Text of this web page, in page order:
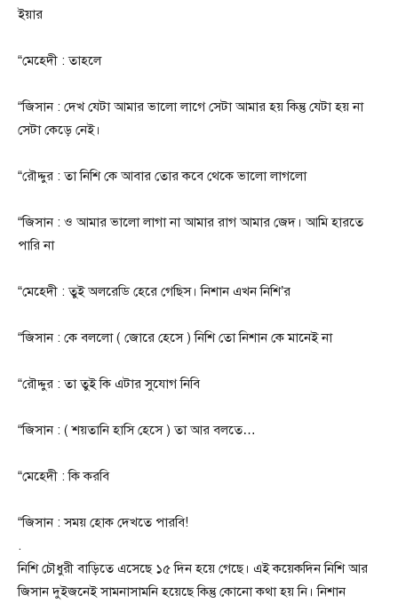
ইয়ার
“মেহেদী : তাহলে
“জিসান : দেখ যেটা আমার ভালো লাগে সেটা আমার হয় কিন্তু যেটা হয় না
সেটা কেড়ে নেই।
“রৌদ্দুর : তা নিশি কে আবার তোর কবে থেকে ভালো লাগলো
“জিসান : ও আমার ভালো লাগা না আমার রাগ আমার জেদ। আমি হারতে
পারি না
“মেহেদী : তুই অলরেডি হেরে গেছিস। নিশান এখন নিশি’র
“জিসান : কে বললো ( জোরে হেসে ) নিশি তো নিশান কে মানেই না
“রৌদ্দুর : তা তুই কি এটার সুযোগ নিবি
“জিসান : ( শয়তানি হাসি হেসে ) তা আর বলতে…
“মেহেদী : কি করবি
“জিসান : সময় হোক দেখতে পারবি!
.
নিশি চৌধুরী বাড়িতে এসেছে ১৫ দিন হয়ে গেছে। এই কয়েকদিন নিশি আর
জিসান দুইজনেই সামনাসামনি হয়েছে কিন্তু কোনো কথা হয় নি। নিশান